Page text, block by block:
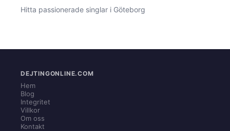
Hitta passionerade singlar i Göteborg
DEJTINGONLINE.COM
Hem
Blog
Integritet
Villkor
Om oss
Kontakt